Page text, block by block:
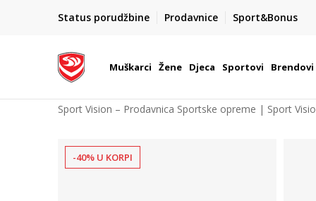
Status porudžbine Prodavnice Sport&Bonus
POZOVITE NAS NA : 055/490-400
Pon-Pet od 9h - 16h
Muškarci Žene Djeca Sportovi Brendovi
Sport Vision – Prodavnica Sportske opreme | Sport
-40% U KORPI